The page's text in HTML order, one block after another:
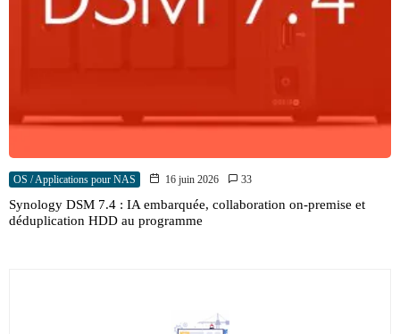
OS / Applications pour NAS 16 juin 2026 33
Synology DSM 7.4 : IA embarquée, collaboration on-premise et
déduplication HDD au programme